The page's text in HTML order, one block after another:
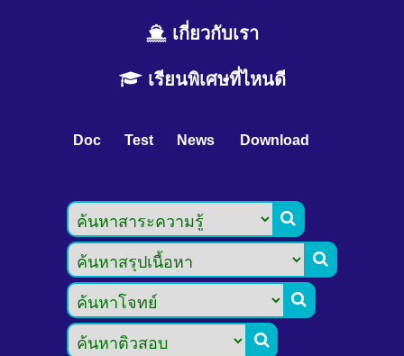
เกี่ยวกับเรา
เรียนพิเศษที่ไหนดี
Doc Test News Download



